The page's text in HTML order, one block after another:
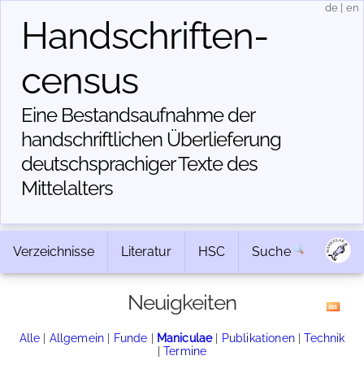
Handschriften­
census
Eine Bestandsaufnahme der
handschriftlichen Über­lieferung
deutschsprachiger Texte des
Mittelalters
de en
Verzeichnisse Literatur HSC Suche
Neuigkeiten
Alle | Allgemein | Funde | Maniculae| Publikationen|Technik
|Termine